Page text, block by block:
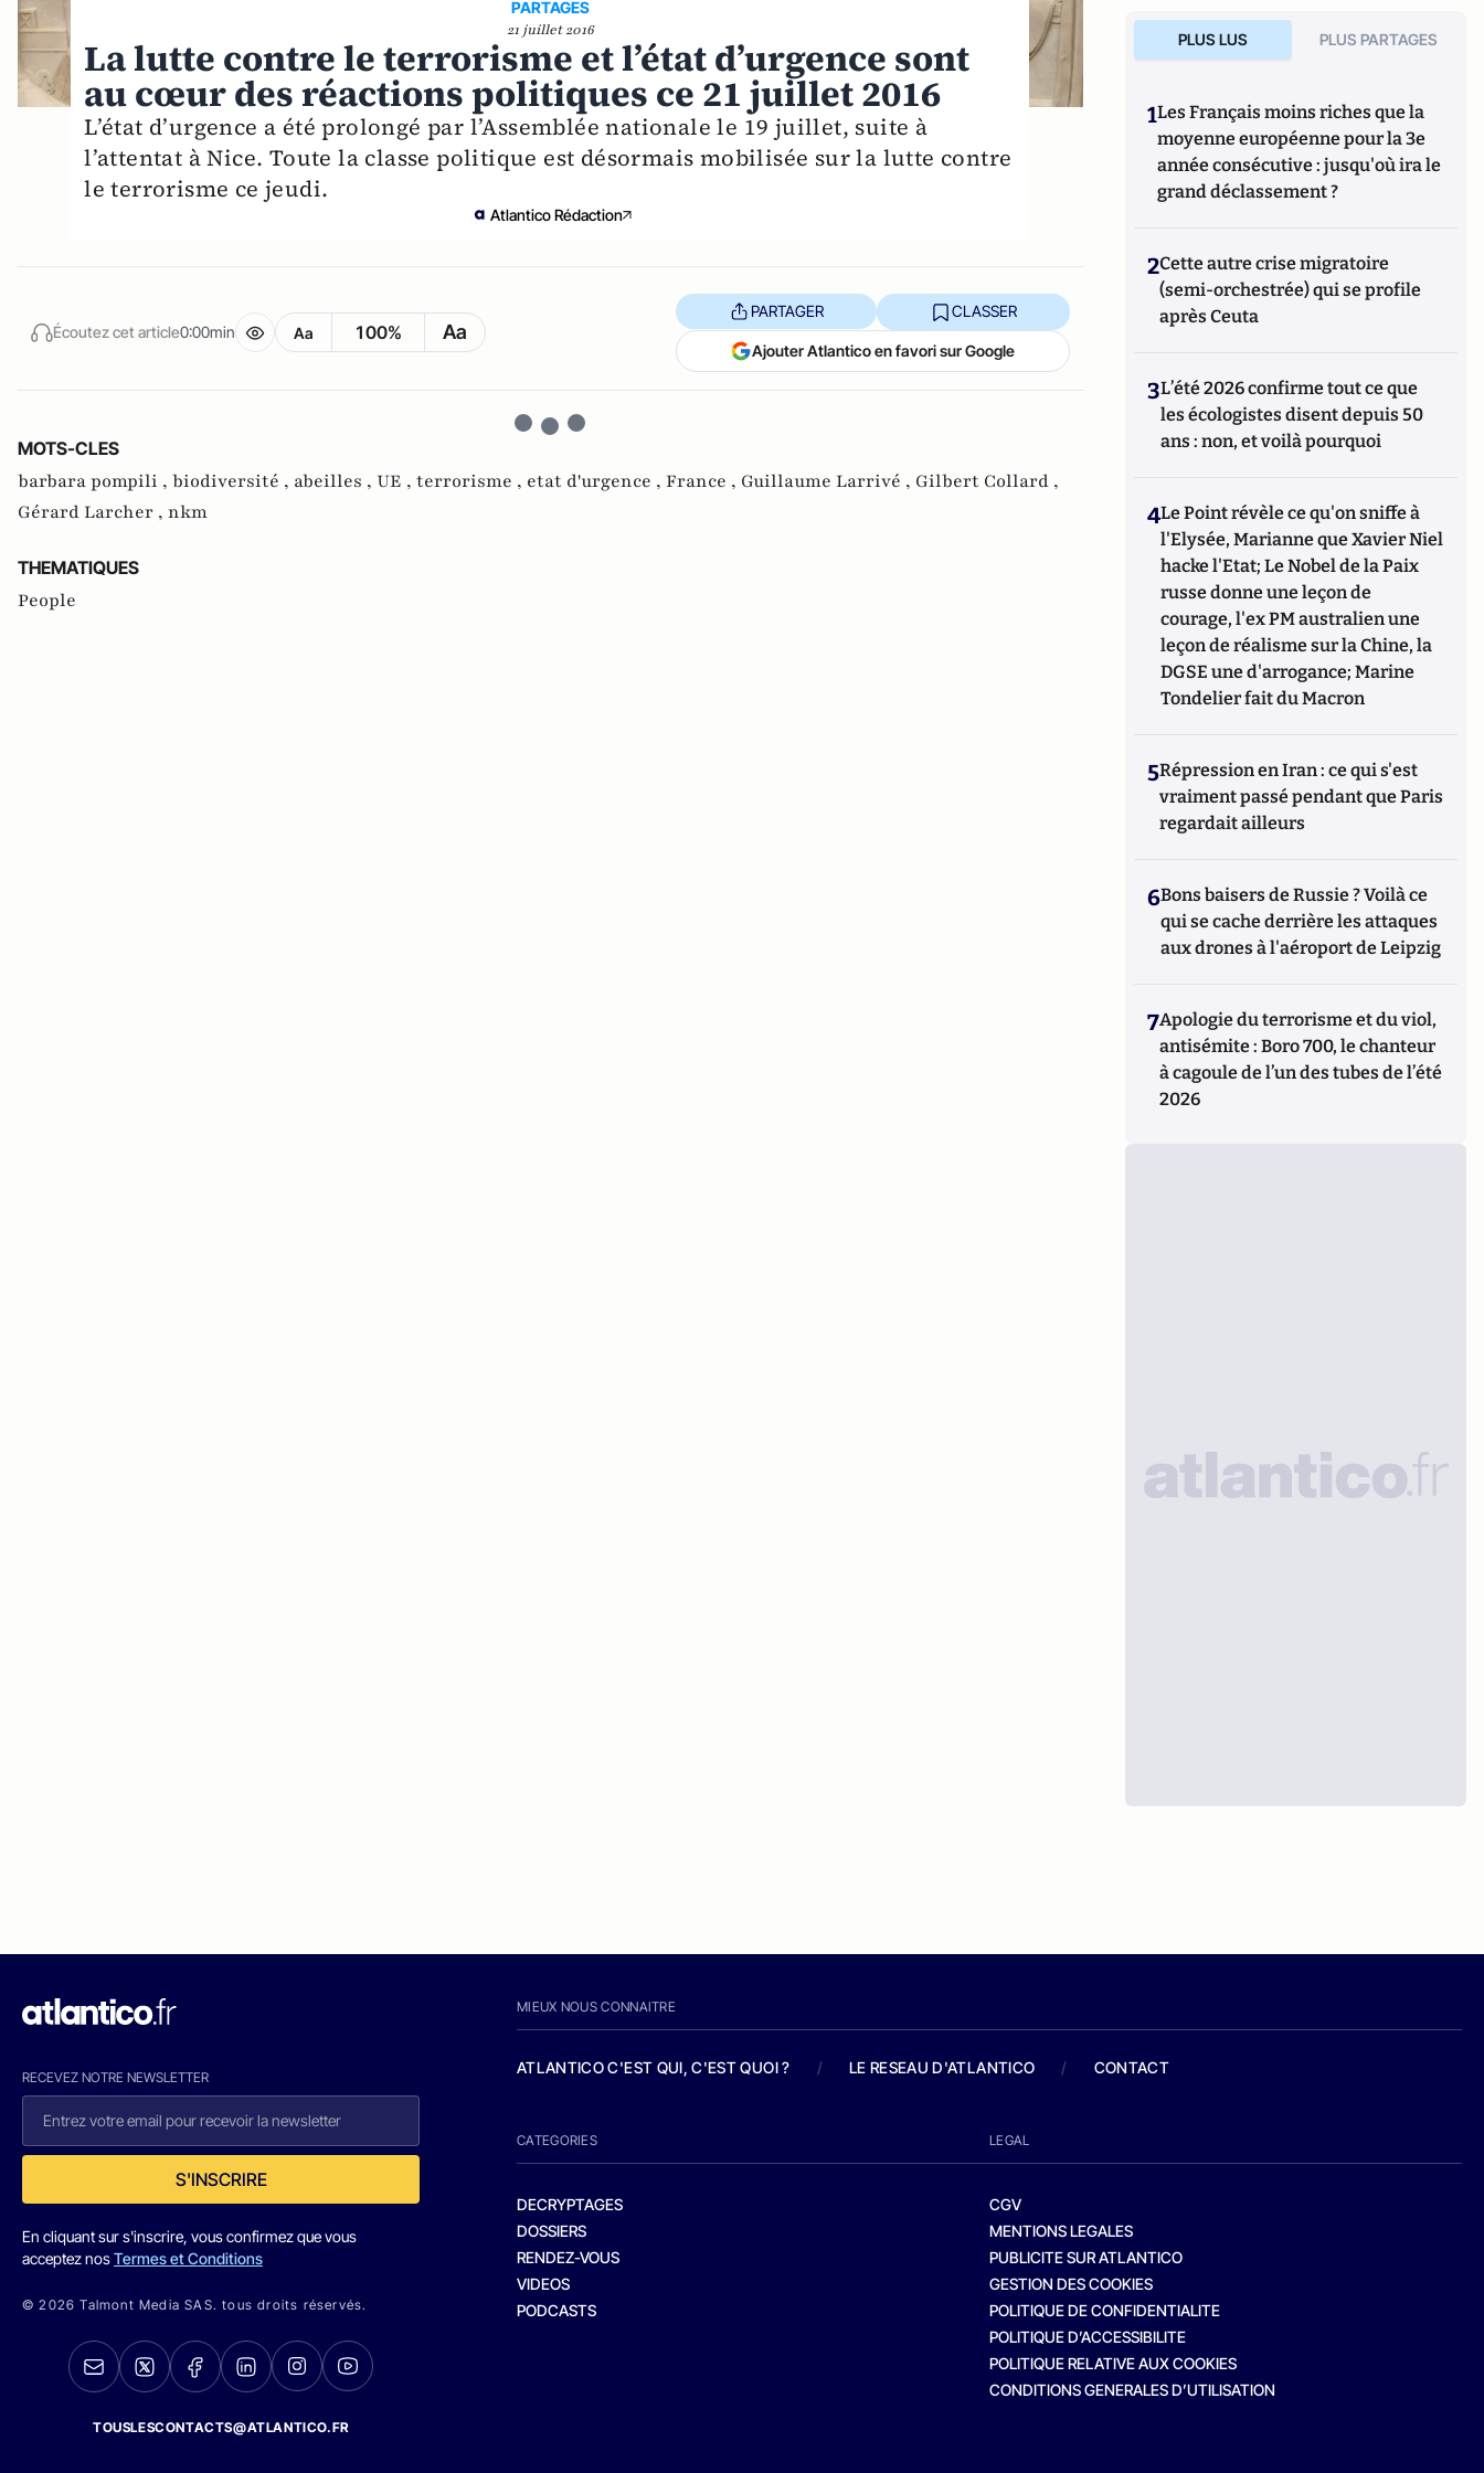
PARTAGES
21 juillet 2016
La lutte contre le terrorisme et l’état d’urgence sont
au cœur des réactions politiques ce 21 juillet 2016
L’état d’urgence a été prolongé par l’Assemblée nationale le 19 juillet, suite à
l’attentat à Nice. Toute la classe politique est désormais mobilisée sur la lutte contre
le terrorisme ce jeudi.
Atlantico Rédaction
Écoutez cet article0:00min Aa 100% Aa
PARTAGER CLASSER
Ajouter Atlantico en favori sur Google
MOTS-CLES
barbara pompili , biodiversité , abeilles , UE , terrorisme , etat d'urgence , France , Guillaume Larrivé , Gilbert Collard ,
Gérard Larcher , nkm
THEMATIQUES
People
PLUS LUS PLUS PARTAGES
1Les Français moins riches que la
moyenne européenne pour la 3e
année consécutive : jusqu'où ira le
grand déclassement ?
2Cette autre crise migratoire
(semi-orchestrée) qui se profile
après Ceuta
3L’été 2026 confirme tout ce que
les écologistes disent depuis 50
ans : non, et voilà pourquoi
4Le Point révèle ce qu'on sniffe à
l'Elysée, Marianne que Xavier Niel
hacke l'Etat; Le Nobel de la Paix
russe donne une leçon de
courage, l'ex PM australien une
leçon de réalisme sur la Chine, la
DGSE une d'arrogance; Marine
Tondelier fait du Macron
5Répression en Iran : ce qui s'est
vraiment passé pendant que Paris
regardait ailleurs
6Bons baisers de Russie ? Voilà ce
qui se cache derrière les attaques
aux drones à l'aéroport de Leipzig
7Apologie du terrorisme et du viol,
antisémite : Boro 700, le chanteur
à cagoule de l’un des tubes de l’été
2026
RECEVEZ NOTRE NEWSLETTER
S'INSCRIRE
En cliquant sur s'inscrire, vous confirmez que vous
acceptez nosTermes et Conditions
© 2026 Talmont Media SAS. tous droits réservés.
TOUSLESCONTACTS@ATLANTICO.FR
MIEUX NOUS CONNAITRE
ATLANTICO C'EST QUI, C'EST QUOI ? / LE RESEAU D'ATLANTICO / CONTACT
CATEGORIES
DECRYPTAGES
DOSSIERS
RENDEZ-VOUS
VIDEOS
PODCASTS
LEGAL
CGV
MENTIONS LEGALES
PUBLICITE SUR ATLANTICO
GESTION DES COOKIES
POLITIQUE DE CONFIDENTIALITE
POLITIQUE D’ACCESSIBILITE
POLITIQUE RELATIVE AUX COOKIES
CONDITIONS GENERALES D’UTILISATION